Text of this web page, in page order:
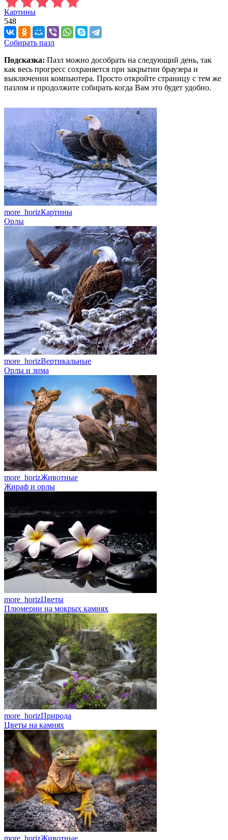
Картины
548
Собирать пазл
Подсказка: Пазл можно дособрать на следующий день, так
как весь прогресс сохраняется при закрытии браузера и
выключении компьютера. Просто откройте страницу с тем же
пазлом и продолжите собирать когда Вам это будет удобно.
more_horizКартины
Орлы
more_horizВертикальные
Орлы и зима
more_horizЖивотные
Жираф и орлы
more_horizЦветы
Плюмерии на мокрых камнях
more_horizПрирода
Цветы на камнях
more_horizЖивотные